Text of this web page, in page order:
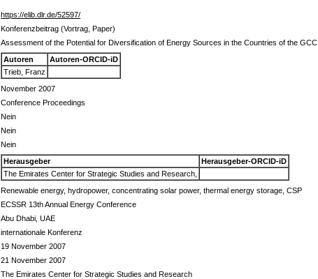
https://elib.dlr.de/52597/
Konferenzbeitrag (Vortrag, Paper)
Assessment of the Potential for Diversification of Energy Sources in the Countries of the GCC
Autoren
Autoren-ORCID-iD
Trieb, Franz
November 2007
Conference Proceedings
Nein
Nein
Nein
Herausgeber
Herausgeber-ORCID-iD
The Emirates Center for Strategic Studies and Research,
Renewable energy, hydropower, concentrating solar power, thermal energy storage, CSP
ECSSR 13th Annual Energy Conference
Abu Dhabi, UAE
internationale Konferenz
19 November 2007
21 November 2007
The Emirates Center for Strategic Studies and Research